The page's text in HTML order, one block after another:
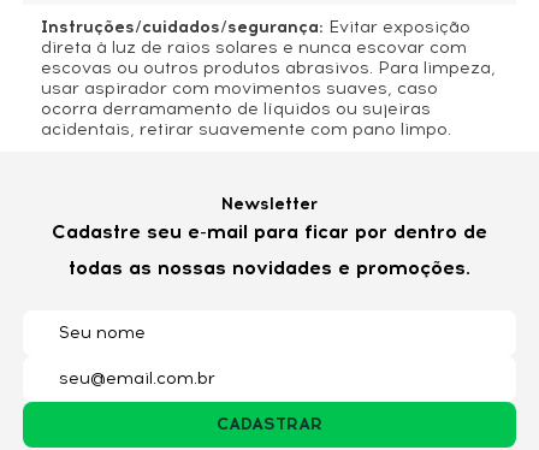
Instruções/cuidados/segurança: Evitar exposição
direta à luz de raios solares e nunca escovar com
escovas ou outros produtos abrasivos. Para limpeza,
usar aspirador com movimentos suaves, caso
ocorra derramamento de líquidos ou sujeiras
acidentais, retirar suavemente com pano limpo.
Cidade*
Newsletter
Cadastre seu e-mail para ficar por dentro de
todas as nossas novidades e promoções.
CADASTRAR